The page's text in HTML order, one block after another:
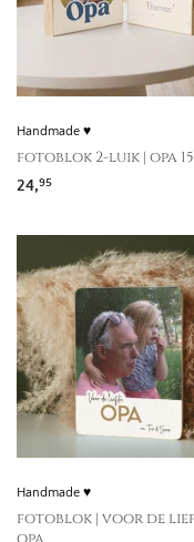
Handmade ♥
fotoblok 2-luik | opa
24,95
Handmade ♥
fotoblok | voor de